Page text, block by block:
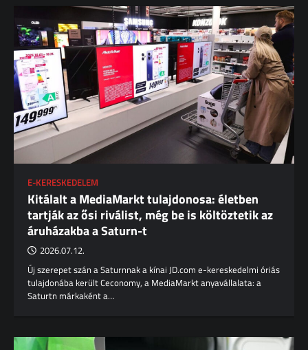
E-KERESKEDELEM
Kitálalt a MediaMarkt tulajdonosa: életben
tartják az ősi riválist, még be is költöztetik az
áruházakba a Saturn-t
2026.07.12.
Új szerepet szán a Saturnnak a kínai JD.com e-kereskedelmi óriás
tulajdonába került Ceconomy, a MediaMarkt anyavállalata: a
Saturtn márkaként a…